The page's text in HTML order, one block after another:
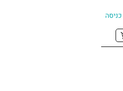
כניסה